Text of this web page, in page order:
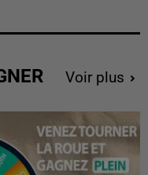
Voir plus